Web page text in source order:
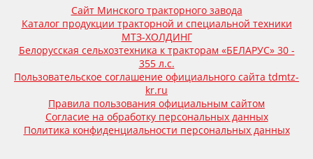
Сайт Минского тракторного завода
Каталог продукции тракторной и специальной техники
МТЗ-ХОЛДИНГ
Белорусская сельхозтехника к тракторам «БЕЛАРУС» 30 -
355 л.с.
Пользовательское соглашение официального сайта tdmtz-
kr.ru
Правила пользования официальным сайтом
Согласие на обработку персональных данных
Политика конфиденциальности персональных данных